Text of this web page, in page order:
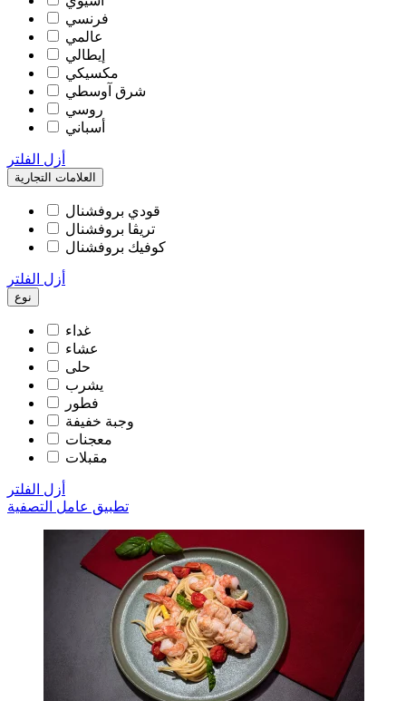
فرنسي
عالمي
إيطالي
مكسيكي
شرق آوسطي
روسي
أسباني
أزل الفلتر
العلامات التجارية
قودي بروفشنال
تريڨا بروفشنال
كوفيك بروفشنال
أزل الفلتر
نوع
غداء
عشاء
حلى
يشرب
فطور
وجبة خفيفة
معجنات
مقبلات
أزل الفلتر
تطبيق عامل التصفية